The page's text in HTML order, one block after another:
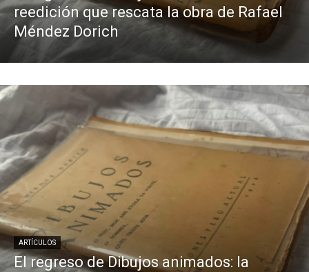
reedición que rescata la obra de Rafael
Méndez Dorich
ARTÍCULOS
El regreso de Dibujos animados: la